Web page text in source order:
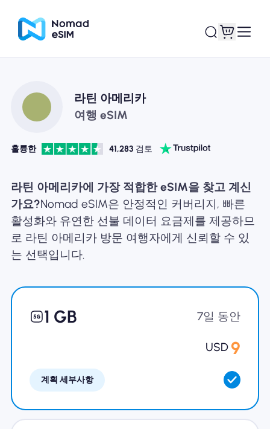
로그인 / 회원가입
eSIM 정보
비즈니스를위한
라틴 아메리카
여행 eSIM
훌륭한 41,283 검토
라틴 아메리카에 가장 적합한 eSIM을 찾고 계신
가요?Nomad eSIM은 안정적인 커버리지, 빠른
활성화와 유연한 선불 데이터 요금제를 제공하므
로 라틴 아메리카 방문 여행자에게 신뢰할 수 있
는 선택입니다.
1 GB 7일 동안
USD 9
계획 세부사항